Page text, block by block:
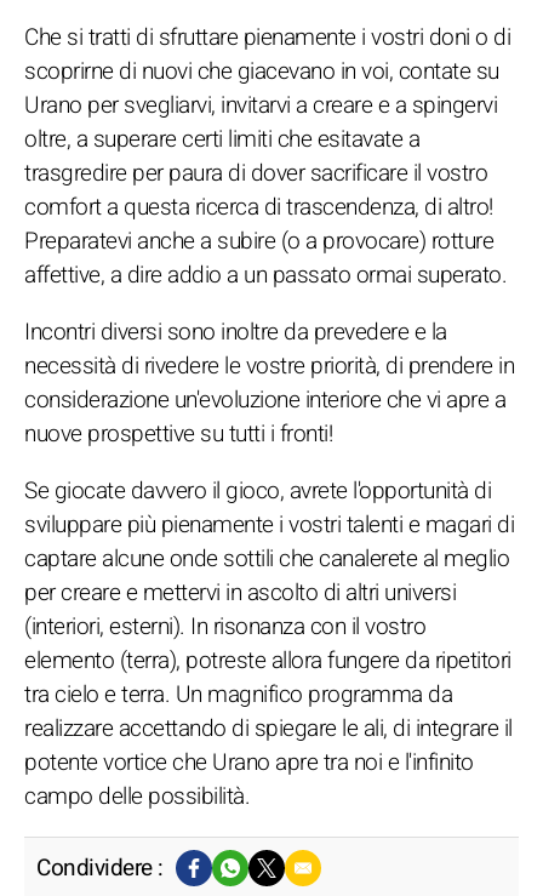
Che si tratti di sfruttare pienamente i vostri doni o di
scoprirne di nuovi che giacevano in voi, contate su
Urano per svegliarvi, invitarvi a creare e a spingervi
oltre, a superare certi limiti che esitavate a
trasgredire per paura di dover sacrificare il vostro
comfort a questa ricerca di trascendenza, di altro!
Preparatevi anche a subire (o a provocare) rotture
affettive, a dire addio a un passato ormai superato.
Incontri diversi sono inoltre da prevedere e la
necessità di rivedere le vostre priorità, di prendere in
considerazione un'evoluzione interiore che vi apre a
nuove prospettive su tutti i fronti!
Se giocate davvero il gioco, avrete l'opportunità di
sviluppare più pienamente i vostri talenti e magari di
captare alcune onde sottili che canalerete al meglio
per creare e mettervi in ascolto di altri universi
(interiori, esterni). In risonanza con il vostro
elemento (terra), potreste allora fungere da ripetitori
tra cielo e terra. Un magnifico programma da
realizzare accettando di spiegare le ali, di integrare il
potente vortice che Urano apre tra noi e l'infinito
campo delle possibilità.
Condividere :